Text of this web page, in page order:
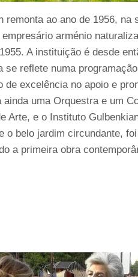
ao ano de 1956,
arménio
A instituição é desde
reflete numa
excelência no apoio e
uma Orquestra e um
Arte, e o Instituto
belo jardim circundante,
a primeira obra